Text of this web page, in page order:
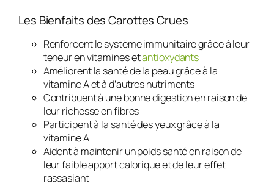
Les Bienfaits des Carottes Crues
Renforcent le système immunitaire grâce à leur
teneur en vitamines etantioxydants
Améliorent la santé de la peau grâce à la
vitamine A et à d’autres nutriments
Contribuent à une bonne digestion en raison de
leur richesse en fibres
Participent à la santé des yeux grâce à la
vitamine A
Aident à maintenir un poids santé en raison de
leur faible apport calorique et de leur effet
rassasiant